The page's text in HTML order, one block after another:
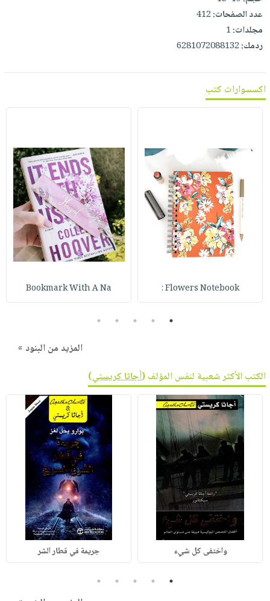
عدد الصفحات:412
مجلدات:1
ردمك:‎6281072088132‎‎
اكسسوارات كتب
Flowers Notebook :
Bookmark With A Na
1
2
3
4
5
المزيد من البنود »
الكتب الأكثر شعبية لنفس المؤلف (أجاثا كريستي)
واختفى كل شيء جريمة في قطار الشر
1
2
3
4
5